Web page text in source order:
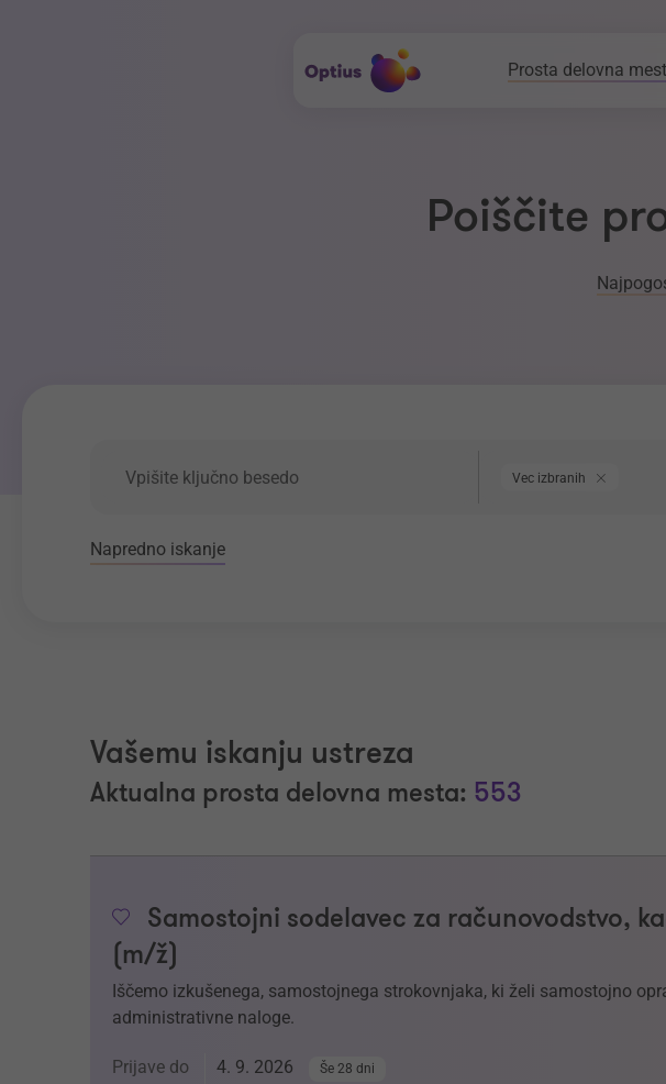
Prosta delovna
Poiščite
Vec izbranih
Napredno iskanje
Vašemu iskanju ustreza
Aktualna prosta delovna mesta: 553
Samostojni sodelavec za računovodstvo,
(m/ž)
Iščemo izkušenega, samostojnega strokovnjaka, ki želi samostojno
administrativne naloge.
Prijave do 4. 9. 2026 Še 28 dni